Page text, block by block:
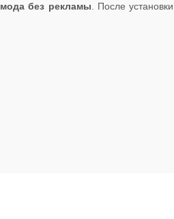
мода без рекламы . После установки